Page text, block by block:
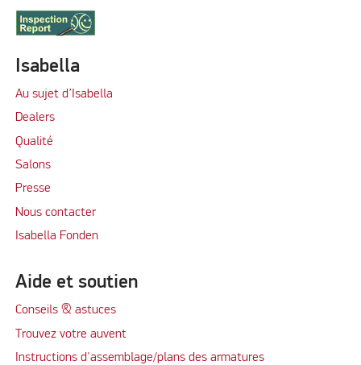
Isabella
Au sujet d’Isabella
Dealers
Qualité
Salons
Presse
Nous contacter
Isabella Fonden
Aide et soutien
Conseils & astuces
Trouvez votre auvent
Instructions d'assemblage/plans des armatures